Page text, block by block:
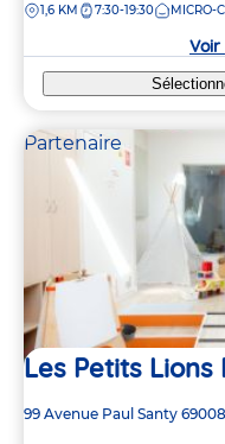
la
DISTANCE
1,6 KM 7:30-19:30 MICRO-
Partenaire
Les Petits
Adresse
99 Avenue Paul Santy 69008